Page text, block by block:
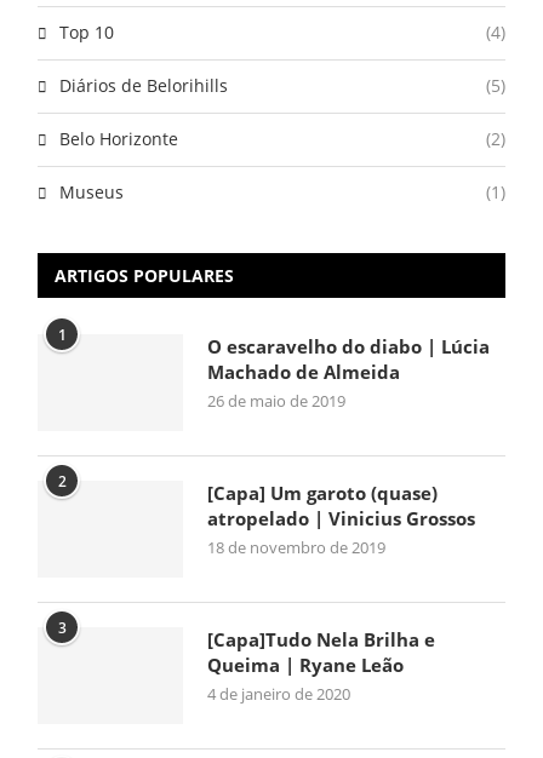
Top 10 (4)
Diários de Belorihills (5)
Belo Horizonte (2)
Museus (1)
ARTIGOS POPULARES
1
O escaravelho do diabo | Lúcia
Machado de Almeida
26 de maio de 2019
2
[Capa] Um garoto (quase)
atropelado | Vinicius Grossos
18 de novembro de 2019
3
[Capa]Tudo Nela Brilha e
Queima | Ryane Leão
4 de janeiro de 2020